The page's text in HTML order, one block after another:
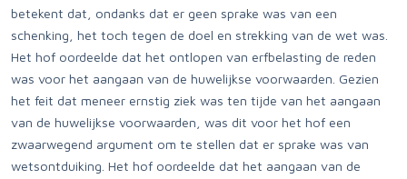
betekent dat, ondanks dat er geen sprake was van een
schenking, het toch tegen de doel en strekking van de wet was.
Het hof oordeelde dat het ontlopen van erfbelasting de reden
was voor het aangaan van de huwelijkse voorwaarden. Gezien
het feit dat meneer ernstig ziek was ten tijde van het aangaan
van de huwelijkse voorwaarden, was dit voor het hof een
zwaarwegend argument om te stellen dat er sprake was van
wetsontduiking. Het hof oordeelde dat het aangaan van de